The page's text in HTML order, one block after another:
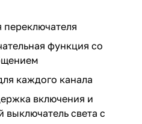
функция со
каждого канала
включения и
света с